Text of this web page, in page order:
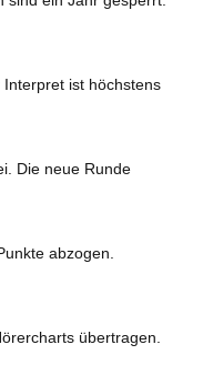
ist höchstens
Die neue Runde
abzogen.
übertragen.